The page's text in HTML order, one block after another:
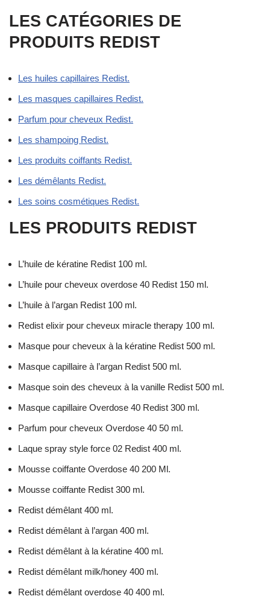
LES CATÉGORIES DE
PRODUITS REDIST
Les huiles capillaires Redist.
Les masques capillaires Redist.
Parfum pour cheveux Redist.
Les shampoing Redist.
Les produits coiffants Redist.
Les démêlants Redist.
Les soins cosmétiques Redist.
LES PRODUITS REDIST
L’huile de kératine Redist 100 ml.
L’huile pour cheveux overdose 40 Redist 150 ml.
L’huile à l’argan Redist 100 ml.
Redist elixir pour cheveux miracle therapy 100 ml.
Masque pour cheveux à la kératine Redist 500 ml.
Masque capillaire à l’argan Redist 500 ml.
Masque soin des cheveux à la vanille Redist 500 ml.
Masque capillaire Overdose 40 Redist 300 ml.
Parfum pour cheveux Overdose 40 50 ml.
Laque spray style force 02 Redist 400 ml.
Mousse coiffante Overdose 40 200 Ml.
Mousse coiffante Redist 300 ml.
Redist démêlant 400 ml.
Redist démêlant à l’argan 400 ml.
Redist démêlant à la kératine 400 ml.
Redist démêlant milk/honey 400 ml.
Redist démêlant overdose 40 400 ml.